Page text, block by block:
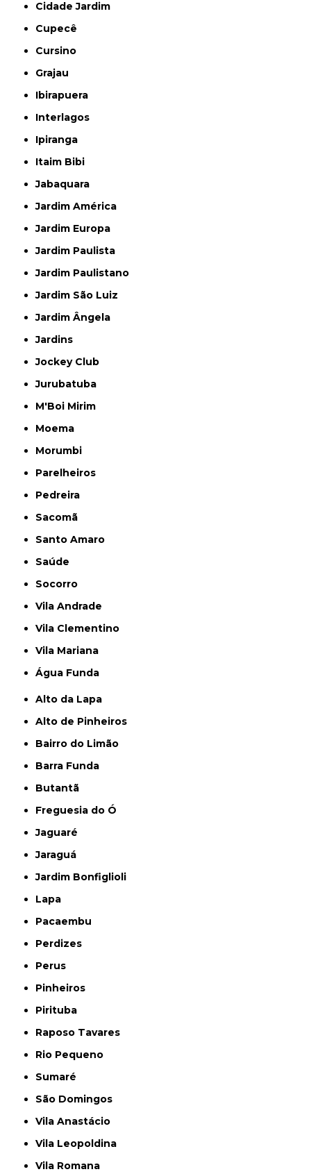
Cidade Jardim
Cupecê
Cursino
Grajau
Ibirapuera
Interlagos
Ipiranga
Itaim Bibi
Jabaquara
Jardim América
Jardim Europa
Jardim Paulista
Jardim Paulistano
Jardim São Luiz
Jardim Ângela
Jardins
Jockey Club
Jurubatuba
M'Boi Mirim
Moema
Morumbi
Parelheiros
Pedreira
Sacomã
Santo Amaro
Saúde
Socorro
Vila Andrade
Vila Clementino
Vila Mariana
Água Funda
Alto da Lapa
Alto de Pinheiros
Bairro do Limão
Barra Funda
Butantã
Freguesia do Ó
Jaguaré
Jaraguá
Jardim Bonfiglioli
Lapa
Pacaembu
Perdizes
Perus
Pinheiros
Pirituba
Raposo Tavares
Rio Pequeno
Sumaré
São Domingos
Vila Anastácio
Vila Leopoldina
Vila Romana